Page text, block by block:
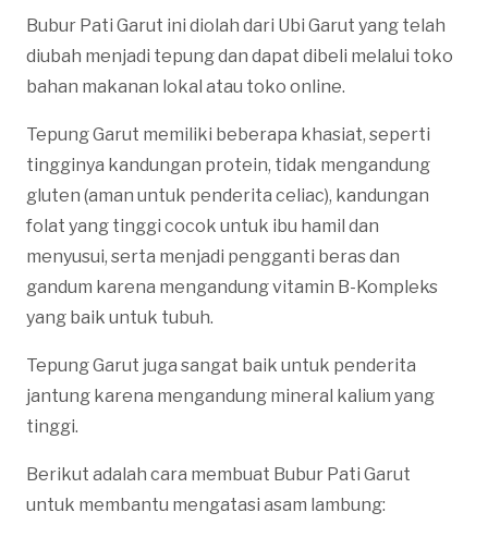
Bubur Pati Garut ini diolah dari Ubi Garut yang telah
diubah menjadi tepung dan dapat dibeli melalui toko
bahan makanan lokal atau toko online.
Tepung Garut memiliki beberapa khasiat, seperti
tingginya kandungan protein, tidak mengandung
gluten (aman untuk penderita celiac), kandungan
folat yang tinggi cocok untuk ibu hamil dan
menyusui, serta menjadi pengganti beras dan
gandum karena mengandung vitamin B-Kompleks
yang baik untuk tubuh.
Tepung Garut juga sangat baik untuk penderita
jantung karena mengandung mineral kalium yang
tinggi.
Berikut adalah cara membuat Bubur Pati Garut
untuk membantu mengatasi asam lambung: